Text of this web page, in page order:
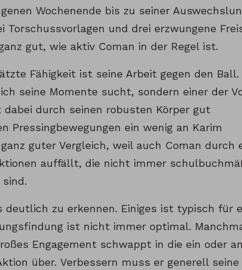
Wochenende bis zu seiner
Torschussvorlagen und drei erzwungene
gut, wie aktiv Coman in der Regel ist.
Fähigkeit ist seine Arbeit gegen den Ball.
seine Momente sucht, sondern einer der
durch seinen robusten Körper gut
Pressingbewegungen ein wenig an Karim
guter Vergleich, weil auch Coman durch
auffällt, die nicht immer
deutlich zu erkennen. Einiges ist typisch für
ist nicht immer optimal.
Engagement schwappt in die ein oder
über. Verbessern muss er generell seine